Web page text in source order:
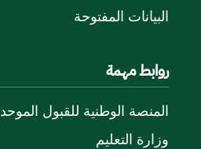
البيانات المفتوحة
روابط مهمة
المنصة الوطنية للقبول الموحد
وزارة التعليم